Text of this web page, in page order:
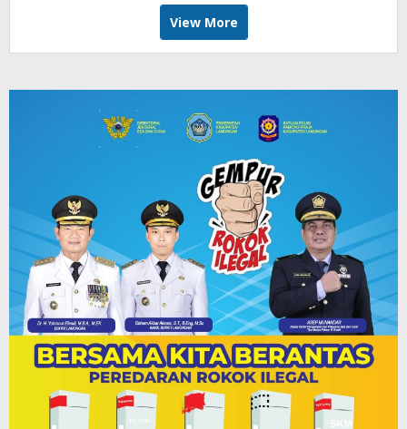
View More